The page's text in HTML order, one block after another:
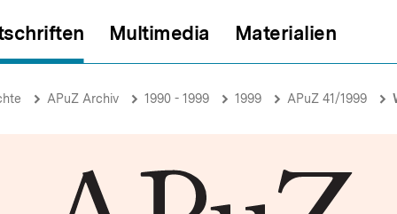
Multimedia Materialien
APuZ Archiv 1990 - 1999 1999 APuZ 41/1999